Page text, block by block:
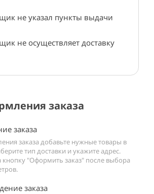
не указал пункты выдачи
не осуществляет доставку
заказа
заказа
заказа добавьте нужные товары в
тип доставки и укажите адрес.
"Оформить заказ" после выбора
заказа